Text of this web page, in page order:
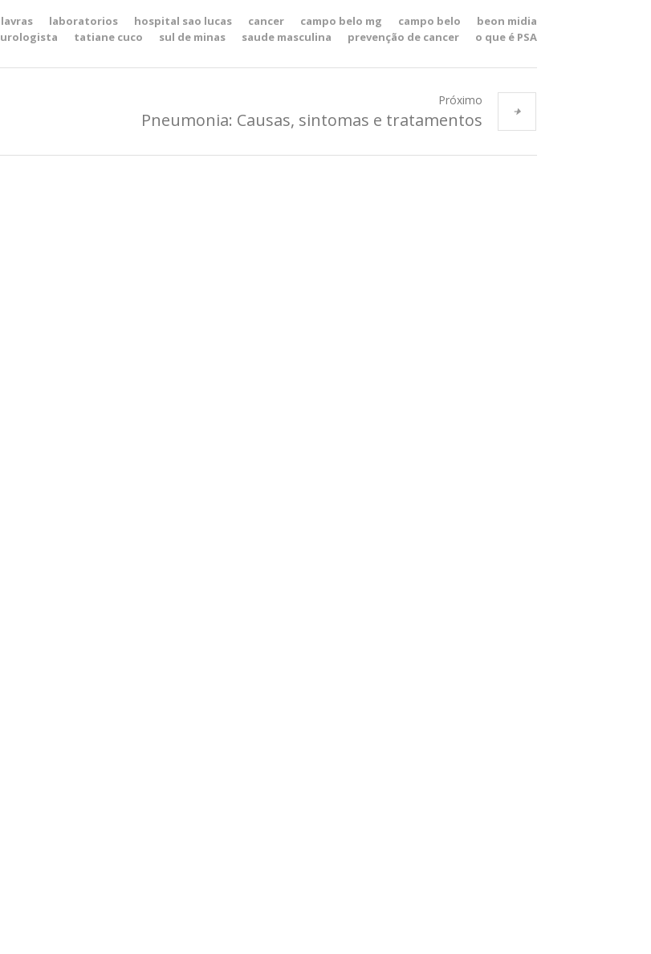
beon midia
campo belo
campo belo mg
cancer
hospital sao lucas
laboratorios
lavras
o que é PSA
prevenção de cancer
saude masculina
sul de minas
tatiane cuco
urologista
Próximo
Pneumonia: Causas, sintomas e tratamentos